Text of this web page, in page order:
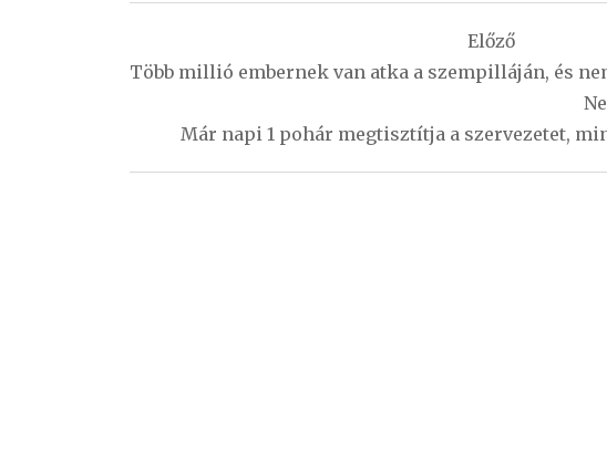
navigáció
Előző
Több millió embernek van atka a szempilláján, és
Már napi 1 pohár megtisztítja a szervezetet,